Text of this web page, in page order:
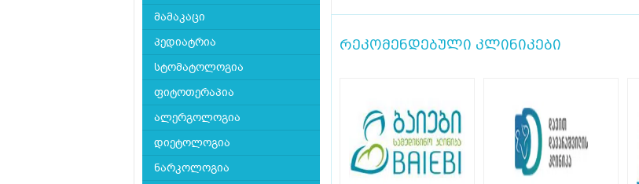
მამაკაცი
პედიატრია
სტომატოლოგია
ფიტოთერაპია
ალერგოლოგია
დიეტოლოგია
ნარკოლოგია
რეკომენდებული კლინიკები